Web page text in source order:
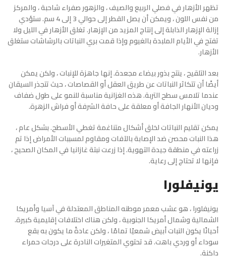
تظهر الأزهار في فصلي الربيع والصيف ، والزهور صفراء شاحبة ، والمركز
من نفس اللون ، ويمكن أن يصل القطر إلى حوالي 3 إلى 4 سم. ستؤدي
إزالة الإزهار الذابلة إلى إنتاج المزيد من الإزهار. تغلق الأزهار في الليل ولا
تفتح في الأيام الملبدة بالغيوم وإذا قمت بري النباتات بالرشاشات ستغلق
الأزهار.
بعد التلقيح ، ينتج بذور بيضاء مجعدة. إنها جاهزة للإنبات ، ولكن يمكن
أيضًا أن تتكاثر النباتات عن طريق العقل أو القصاصات ، حيث تتجذر السيقان
عندما تلامس سطح التربة. هذه الغزانية مناسبة للنمو على طول ضفاف
وديان الأنهار الجافة أو معلقة على حافة الشرفة أو فراش الزهرة.
يمكن تقليم النباتات لخلق أشكال متناغمة تغطي الأسطح. بشكل عام ،
هذا النبات محصن ضد الإصابة بالآفات ومقاوم لمسببات الأمراض إذا تم
زراعته في منطقة جيدة التهوية. إذا زرعت نبتة غازانيا في المكان الصحيح ،
فإنها لا تحتاج إلى رعاية.
يونيفلورا
يونيفلورا ، هو عشب معمر موطنه المناطق المعتدلة في آسيا وأمريكا
الشمالية وشمال أمريكا الجنوبية ، ولكن هناك اختلافات إقليمية كبيرة.
أحيانًا يكون النبات أبيض شمعيًا تمامًا ، ولكن عادةً ما يكون به بقع
سوداء أو وردي باهت. قد تحتوي المتغيرات النادرة على درجات حمراء
داكنة.